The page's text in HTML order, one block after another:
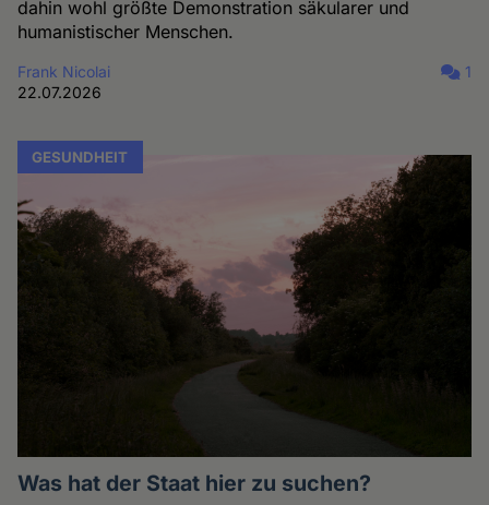
dahin wohl größte Demonstration säkularer und
humanistischer Menschen.
Frank Nicolai
22.07.2026
1
GESUNDHEIT
Was hat der Staat hier zu suchen?